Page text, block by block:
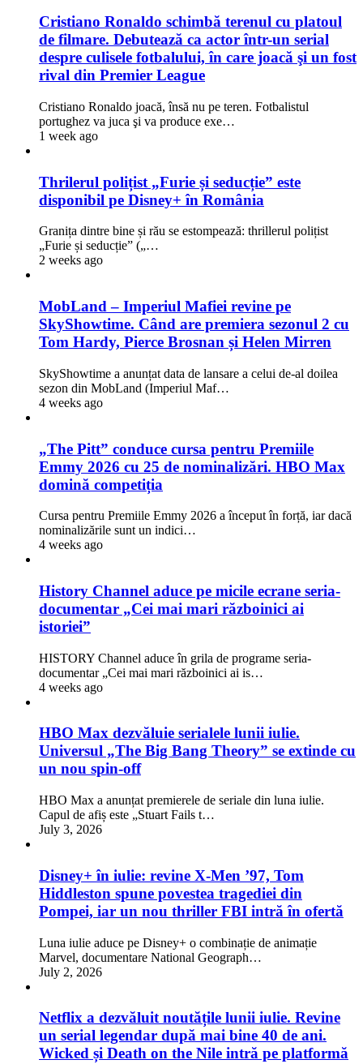
Cristiano Ronaldo schimbă terenul cu platoul
de filmare. Debutează ca actor într-un serial
despre culisele fotbalului, în care joacă şi un fost
rival din Premier League
Cristiano Ronaldo joacă, însă nu pe teren. Fotbalistul
portughez va juca şi va produce exe…
1 week ago
Thrilerul polițist „Furie și seducție” este
disponibil pe Disney+ în România
Granița dintre bine și rău se estompează: thrillerul polițist
„Furie și seducție” („…
2 weeks ago
MobLand – Imperiul Mafiei revine pe
SkyShowtime. Când are premiera sezonul 2 cu
Tom Hardy, Pierce Brosnan și Helen Mirren
SkyShowtime a anunțat data de lansare a celui de-al doilea
sezon din MobLand (Imperiul Maf…
4 weeks ago
„The Pitt” conduce cursa pentru Premiile
Emmy 2026 cu 25 de nominalizări. HBO Max
domină competiția
Cursa pentru Premiile Emmy 2026 a început în forță, iar dacă
nominalizările sunt un indici…
4 weeks ago
History Channel aduce pe micile ecrane seria-
documentar „Cei mai mari războinici ai
istoriei”
HISTORY Channel aduce în grila de programe seria-
documentar „Cei mai mari războinici ai is…
4 weeks ago
HBO Max dezvăluie serialele lunii iulie.
Universul „The Big Bang Theory” se extinde cu
un nou spin-off
HBO Max a anunțat premierele de seriale din luna iulie.
Capul de afiș este „Stuart Fails t…
July 3, 2026
Disney+ în iulie: revine X-Men ’97, Tom
Hiddleston spune povestea tragediei din
Pompei, iar un nou thriller FBI intră în ofertă
Luna iulie aduce pe Disney+ o combinație de animație
Marvel, documentare National Geograph…
July 2, 2026
Netflix a dezvăluit noutățile lunii iulie. Revine
un serial legendar după mai bine 40 de ani.
Wicked și Death on the Nile intră pe platformă